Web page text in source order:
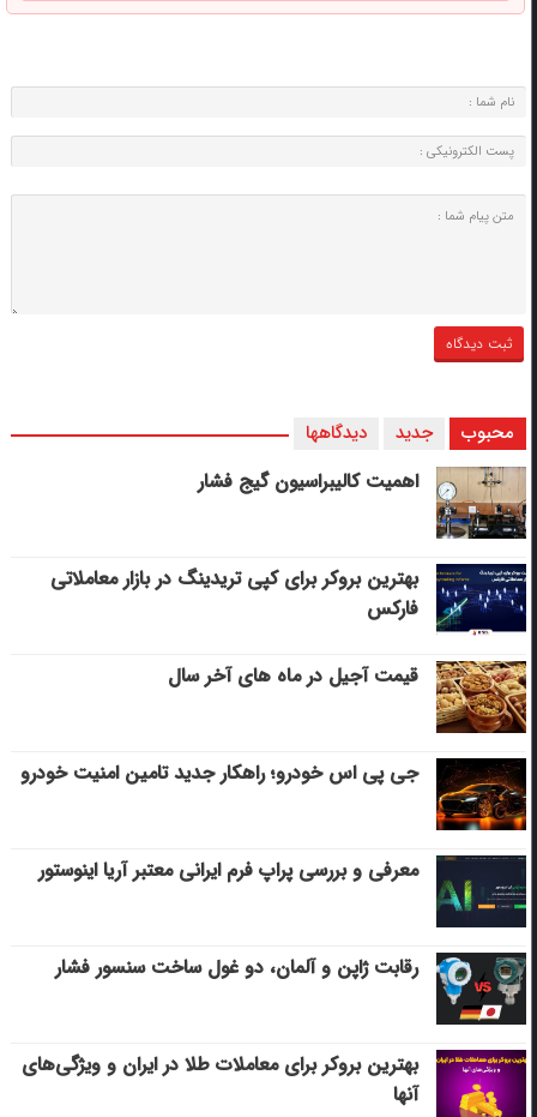
محبوب جدید دیدگاهها
اهمیت کالیبراسیون گیج فشار
بهترین بروکر برای کپی‌ تریدینگ در بازار معاملاتی
فارکس
قیمت آجیل در ماه های آخر سال
جی پی اس خودرو؛ راهکار جدید تامین امنیت خودرو
معرفی و بررسی پراپ فرم ایرانی معتبر آریا اینوستور
رقابت ژاپن و آلمان، دو غول ساخت سنسور فشار
بهترین بروکر برای معاملات طلا در ایران و ویژگی‌های
آنها